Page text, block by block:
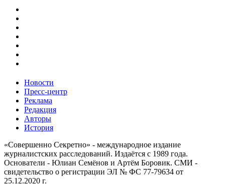
Новости
Пресс-центр
Реклама
Редакция
Авторы
История
«Совершенно Секретно» - международное издание
журналистских расследований. Издаётся с 1989 года.
Основатели - Юлиан Семёнов и Артём Боровик. CМИ -
свидетельство о регистрации ЭЛ № ФС 77-79634 от
25.12.2020 г.